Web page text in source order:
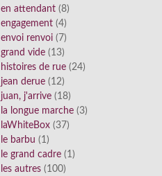
en attendant (8)
engagement (4)
envoi renvoi (7)
grand vide (13)
histoires de rue (24)
jean derue (12)
juan, j'arrive (18)
la longue marche (3)
laWhiteBox (37)
le barbu (1)
le grand cadre (1)
les autres (100)